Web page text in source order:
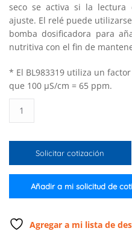
seco se activa si la
ajuste. El relé puede
bomba dosificadora para
nutritiva con el fin de
* El BL983319 utiliza un
que 100 μS/cm = 65 ppm.
controlador
sólidos
a
ppm),
Solicitar cotización
Añadir a mi solicitud de
Agregar a mi lista de